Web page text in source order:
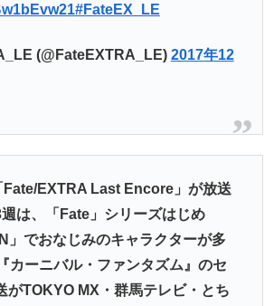
#FateEX_LE
(@FateEXTRA_LE) 2017年12
Fate/EXTRA Last Encore」が放送
は、「Fate」シリーズはじめ
」でおなじみのキャラクターが多
カーニバル・ファンタズム』のセ
がTOKYO MX・群馬テレビ・とち